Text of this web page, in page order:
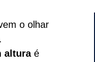
o olhar
alturaé